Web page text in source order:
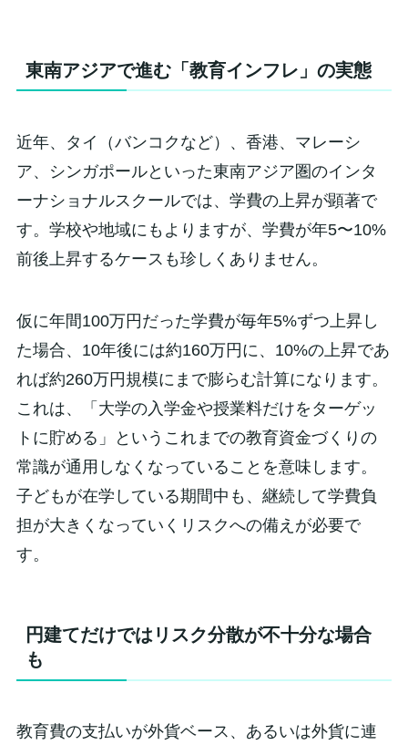
東南アジアで進む「教育インフレ」の実態
近年、タイ（バンコクなど）、香港、マレーシ
ア、シンガポールといった東南アジア圏のインタ
ーナショナルスクールでは、学費の上昇が顕著で
す。学校や地域にもよりますが、学費が年5〜10%
前後上昇するケースも珍しくありません。
仮に年間100万円だった学費が毎年5%ずつ上昇し
た場合、10年後には約160万円に、10%の上昇であ
れば約260万円規模にまで膨らむ計算になります。
これは、「大学の入学金や授業料だけをターゲッ
トに貯める」というこれまでの教育資金づくりの
常識が通用しなくなっていることを意味します。
子どもが在学している期間中も、継続して学費負
担が大きくなっていくリスクへの備えが必要で
す。
円建てだけではリスク分散が不十分な場合
も
教育費の支払いが外貨ベース、あるいは外貨に連